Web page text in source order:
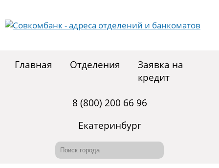
Главная Отделения
Заявка на
кредит
8 (800) 200 66 96
Екатеринбург